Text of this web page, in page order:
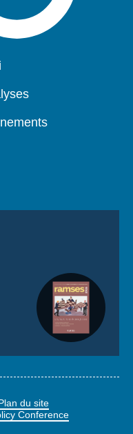
du site
Conference